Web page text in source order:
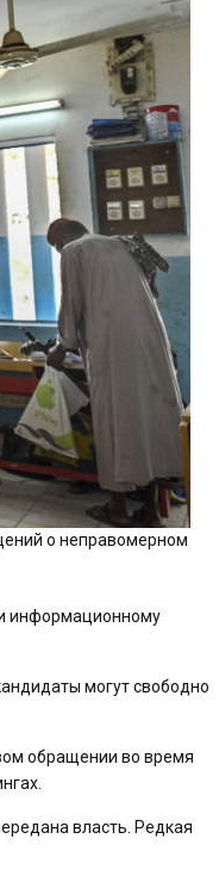
о неправомерном
информационному
могут свободно
обращении во время
власть. Редкая